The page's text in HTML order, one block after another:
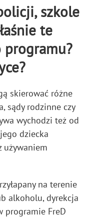
szkole
te
skierować różne
sądy rodzinne czy
wychodzi też od
dziecka
używaniem
na terenie
alkoholu, dyrekcja
programie FreD